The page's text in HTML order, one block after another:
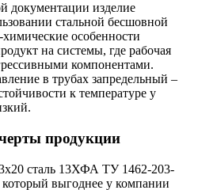
документации изделие
стальной бесшовной
особенности
на системы, где рабочая
компонентами.
в трубах запредельный –
к температуре у
продукции
сталь 13ХФА ТУ 1462-203-
выгоднее у компании